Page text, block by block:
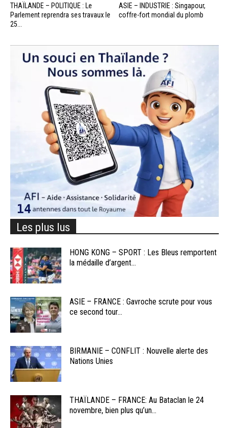
THAÏLANDE – POLITIQUE : Le
Parlement reprendra ses travaux le
25...
ASIE – INDUSTRIE : Singapour,
coffre-fort mondial du plomb
Les plus lus
HONG KONG – SPORT : Les Bleus remportent
la médaille d’argent...
ASIE – FRANCE : Gavroche scrute pour vous
ce second tour...
BIRMANIE – CONFLIT : Nouvelle alerte des
Nations Unies
THAÏLANDE – FRANCE: Au Bataclan le 24
novembre, bien plus qu’un...